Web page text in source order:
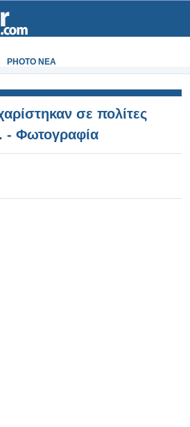
PHOTO NEA
σε πολίτες
- Φωτογραφία